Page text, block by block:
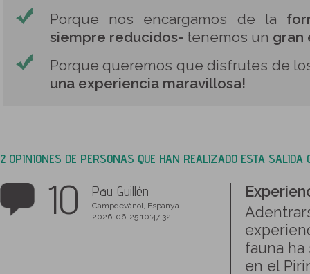
Porque nos encargamos de la
siempre reducidos- tenemos un gran
Porque queremos que disfrutes de
una experiencia maravillosa!
2 OPINIONES DE PERSONAS QUE HAN REALIZADO ESTA SALIDA
10 Pau Guillén
Campdevànol, Espanya
2026-06-25 10:47:32
fauna
en el